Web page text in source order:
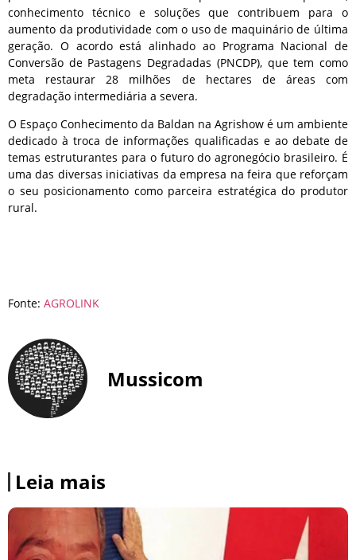
conhecimento técnico e soluções que contribuem para o
aumento da produtividade com o uso de maquinário de última
geração. O acordo está alinhado ao Programa Nacional de
Conversão de Pastagens Degradadas (PNCDP), que tem como
meta restaurar 28 milhões de hectares de áreas com
degradação intermediária a severa.
O Espaço Conhecimento da Baldan na Agrishow é um ambiente
dedicado à troca de informações qualificadas e ao debate de
temas estruturantes para o futuro do agronegócio brasileiro. É
uma das diversas iniciativas da empresa na feira que reforçam
o seu posicionamento como parceira estratégica do produtor
rural.
Fonte: AGROLINK
Mussicom
Leia mais